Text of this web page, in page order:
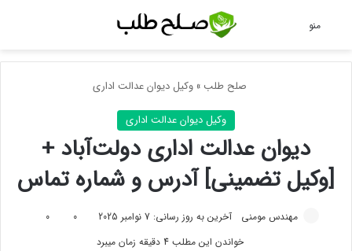
منو
صلح طلب » وکیل دیوان عدالت اداری
وکیل دیوان عدالت اداری
دیوان عدالت اداری دولت‌آباد +
[وکیل تضمینی] آدرس و شماره تماس
مهندس مومنی آخرین به روز رسانی: 7 نوامبر 2025 0
0
خواندن این مطلب 4 دقیقه زمان میبرد